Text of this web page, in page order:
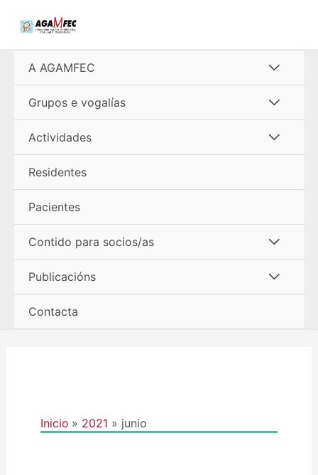
A AGAMFEC
menú
Grupos e vogalías
menú
Actividades
Residentes
Pacientes
Contido para socios/as
menú
Publicacións
Contacta
Inicio 2021 junio